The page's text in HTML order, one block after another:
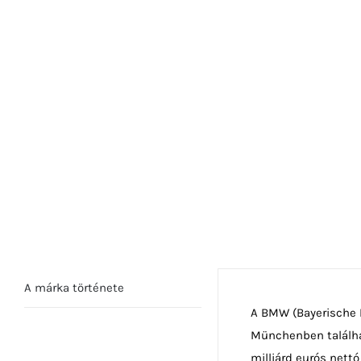
A márka története
A BMW
Münchenben
milliárd eurós nettó